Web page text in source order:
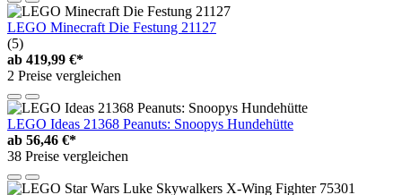
LEGO Minecraft Die Festung 21127
(5)
ab 419,99 €*
2 Preise vergleichen
LEGO Ideas 21368 Peanuts: Snoopys Hundehütte
ab 56,46 €*
38 Preise vergleichen